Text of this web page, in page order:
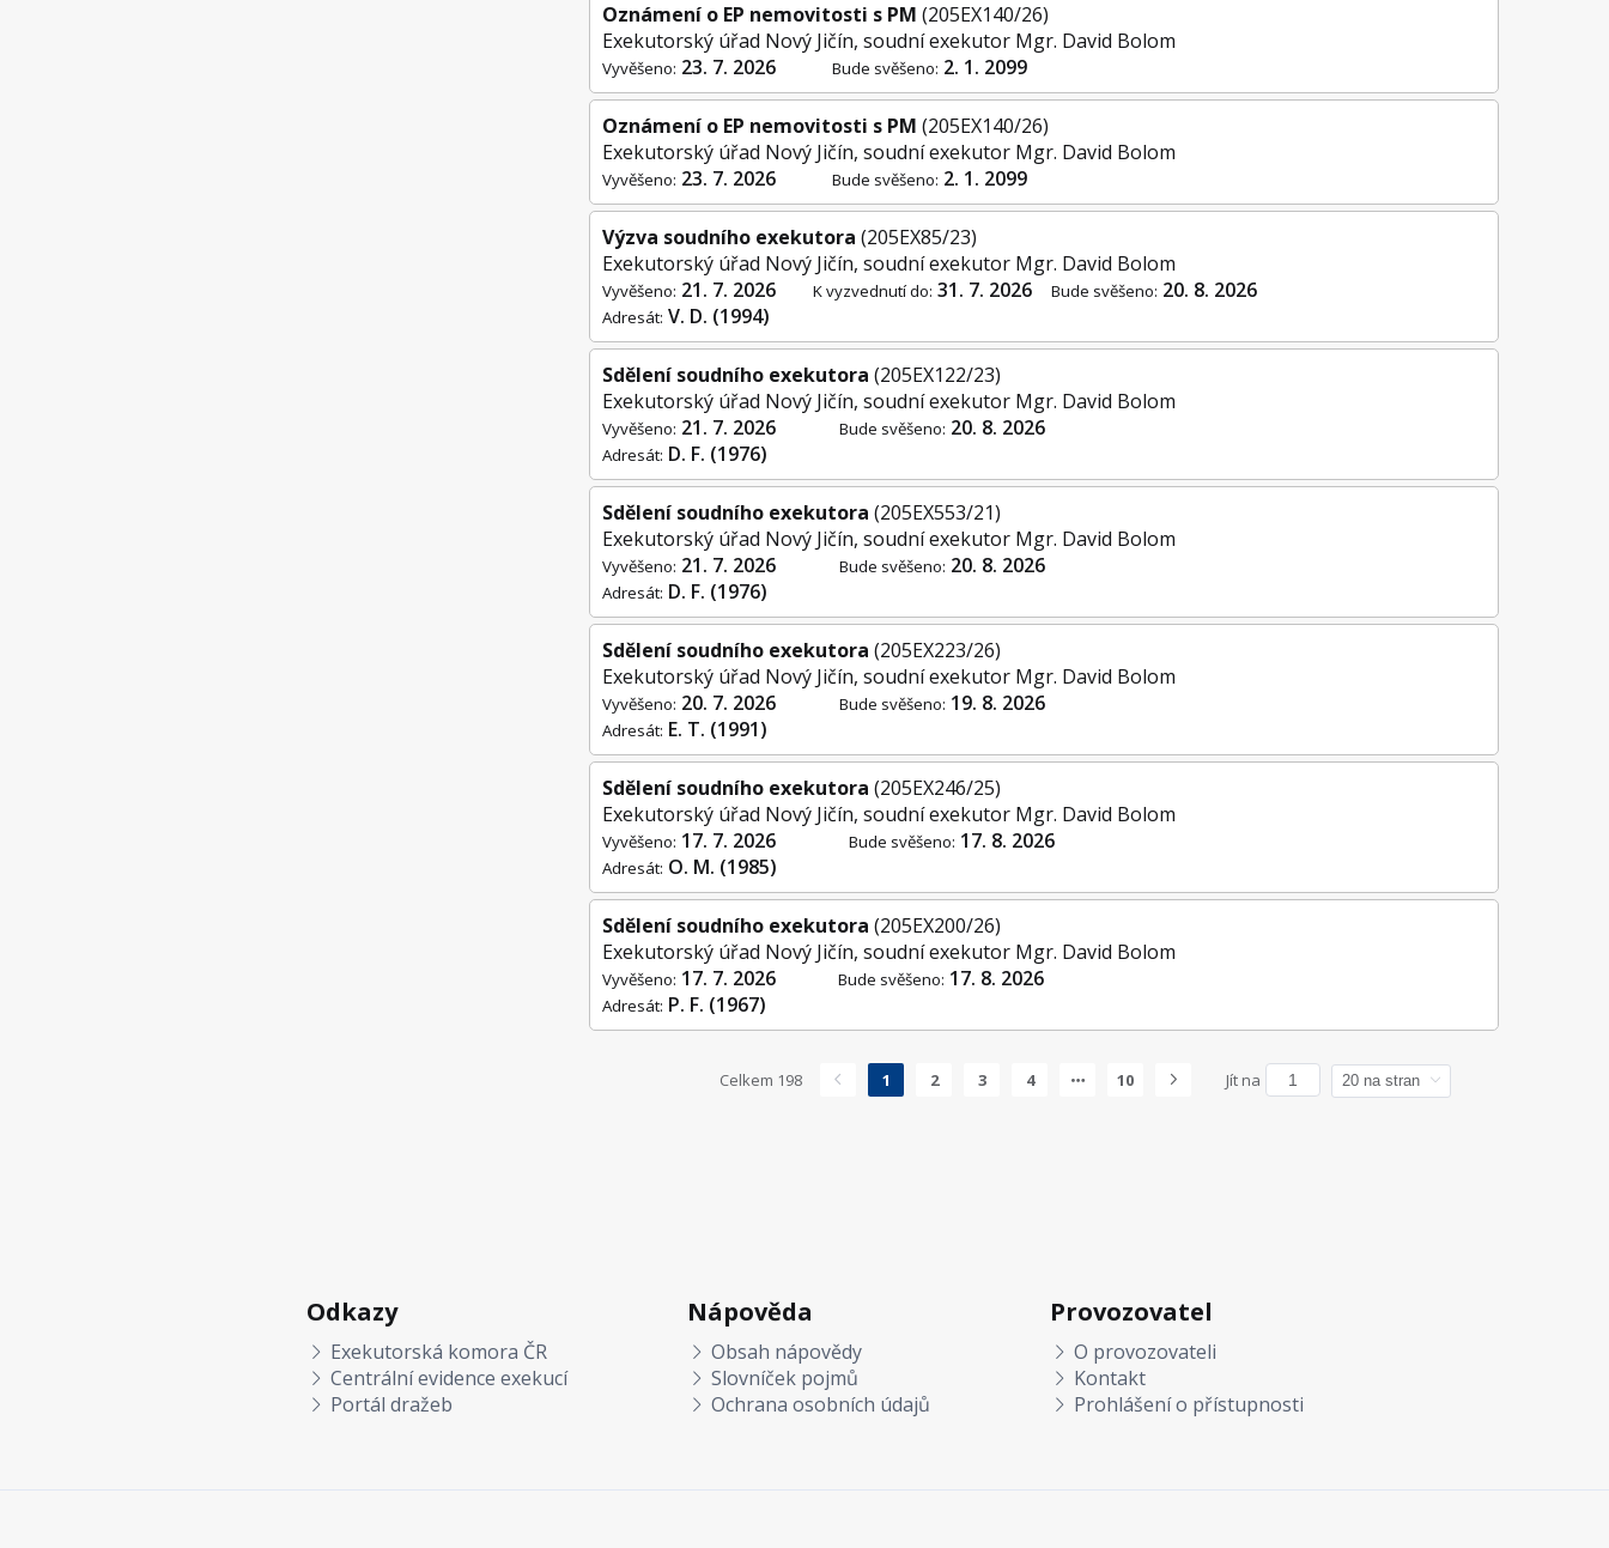
Oznámení o EP nemovitosti s PM (205EX140/26)
Exekutorský úřad Nový Jičín, soudní exekutor Mgr. David Bolom
Vyvěšeno: 23. 7. 2026 Bude svěšeno: 2. 1. 2099
Oznámení o EP nemovitosti s PM (205EX140/26)
Exekutorský úřad Nový Jičín, soudní exekutor Mgr. David Bolom
Vyvěšeno: 23. 7. 2026 Bude svěšeno: 2. 1. 2099
Výzva soudního exekutora (205EX85/23)
Exekutorský úřad Nový Jičín, soudní exekutor Mgr. David Bolom
Vyvěšeno: 21. 7. 2026
Adresát: V. D. (1994)
K vyzvednutí do: 31. 7. 2026 Bude svěšeno: 20. 8. 2026
Sdělení soudního exekutora (205EX122/23)
Exekutorský úřad Nový Jičín, soudní exekutor Mgr. David Bolom
Vyvěšeno: 21. 7. 2026
Adresát: D. F. (1976)
Bude svěšeno: 20. 8. 2026
Sdělení soudního exekutora (205EX553/21)
Exekutorský úřad Nový Jičín, soudní exekutor Mgr. David Bolom
Vyvěšeno: 21. 7. 2026
Adresát: D. F. (1976)
Bude svěšeno: 20. 8. 2026
Sdělení soudního exekutora (205EX223/26)
Exekutorský úřad Nový Jičín, soudní exekutor Mgr. David Bolom
Vyvěšeno: 20. 7. 2026
Adresát: E. T. (1991)
Bude svěšeno: 19. 8. 2026
Sdělení soudního exekutora (205EX246/25)
Exekutorský úřad Nový Jičín, soudní exekutor Mgr. David Bolom
Vyvěšeno: 17. 7. 2026
Adresát: O. M. (1985)
Bude svěšeno: 17. 8. 2026
Sdělení soudního exekutora (205EX200/26)
Exekutorský úřad Nový Jičín, soudní exekutor Mgr. David Bolom
Vyvěšeno: 17. 7. 2026
Adresát: P. F. (1967)
Bude svěšeno: 17. 8. 2026
Celkem 198 1 2 3 4 10 Jít na
Odkazy
Exekutorská komora ČR
Centrální evidence exekucí
Portál dražeb
Nápověda
Obsah nápovědy
Slovníček pojmů
Ochrana osobních údajů
Provozovatel
O provozovateli
Kontakt
Prohlášení o přístupnosti